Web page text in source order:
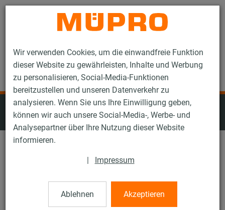
Wir verwenden Cookies, um die einwandfreie Funktion
dieser Website zu gewährleisten, Inhalte und Werbung
zu personalisieren, Social-Media-Funktionen
bereitzustellen und unseren Datenverkehr zu
analysieren. Wenn Sie uns Ihre Einwilligung geben,
können wir auch unsere Social-Media-, Werbe- und
Analysepartner über Ihre Nutzung dieser Website
informieren.
| Impressum
Ablehnen Akzeptieren
Kontakt
Edelstahlprodukte für die
Lüftungsbefestigung
Schienensysteme: Alle